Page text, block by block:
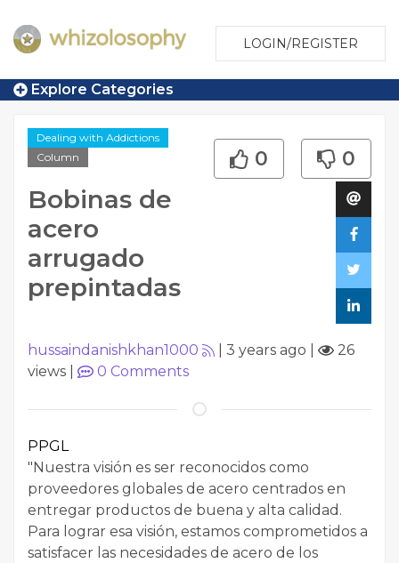
LOGIN/REGISTER
Explore Categories
Dealing with Addictions
Column
Bobinas de
acero
arrugado
prepintadas
0 0
hussaindanishkhan1000 3 years ago
26
views
0 Comments
PPGL
"Nuestra visión es ser reconocidos como
proveedores globales de acero centrados en
entregar productos de buena y alta calidad.
Para lograr esa visión, estamos comprometidos a
satisfacer las necesidades de acero de los